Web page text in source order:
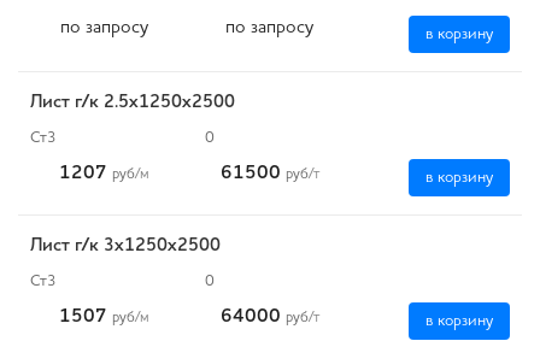
по запросу по запросу в корзину
Лист г/к 2.5х1250х2500
Ст3 0
1207 руб/м 61500 руб/т в корзину
Лист г/к 3х1250х2500
Ст3 0
1507 руб/м 64000 руб/т в корзину